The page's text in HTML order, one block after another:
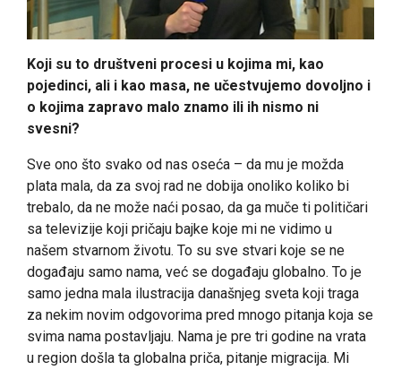
Koji su to društveni procesi u kojima mi, kao
pojedinci, ali i kao masa, ne učestvujemo dovoljno i
o kojima zapravo malo znamo ili ih nismo ni
svesni?
Sve ono što svako od nas oseća – da mu je možda
plata mala, da za svoj rad ne dobija onoliko koliko bi
trebalo, da ne može naći posao, da ga muče ti političari
sa televizije koji pričaju bajke koje mi ne vidimo u
našem stvarnom životu. To su sve stvari koje se ne
događaju samo nama, već se događaju globalno. To je
samo jedna mala ilustracija današnjeg sveta koji traga
za nekim novim odgovorima pred mnogo pitanja koja se
svima nama postavljaju. Nama je pre tri godine na vrata
u region došla ta globalna priča, pitanje migracija. Mi